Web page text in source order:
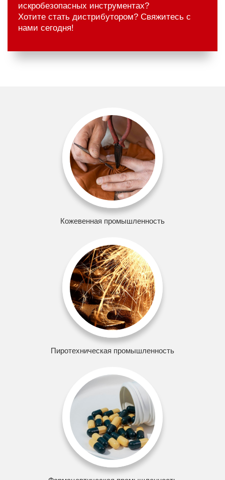
искробезопасных инструментах?
Хотите стать дистрибутором? Свяжитесь с
нами сегодня!
Кожевенная промышленность
Пиротехническая промышленность